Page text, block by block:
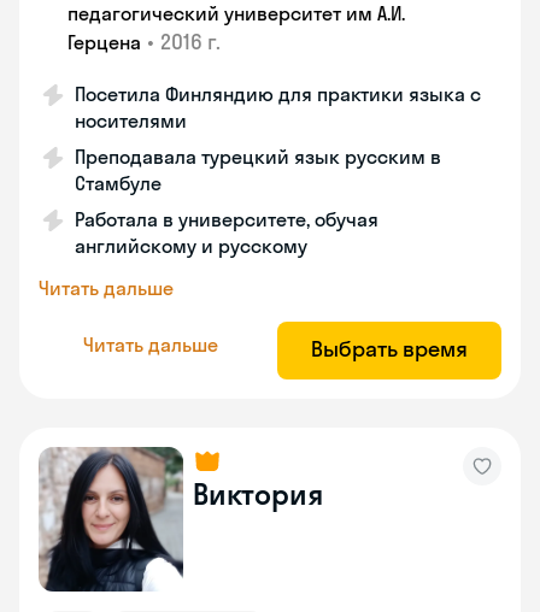
педагогический университет им А.И.
Герцена • 2016 г.
Посетила Финляндию для практики языка с
носителями
Преподавала турецкий язык русским в
Стамбуле
Работала в университете, обучая
английскому и русскому
Читать дальше
Читать дальше Выбрать время
Виктория